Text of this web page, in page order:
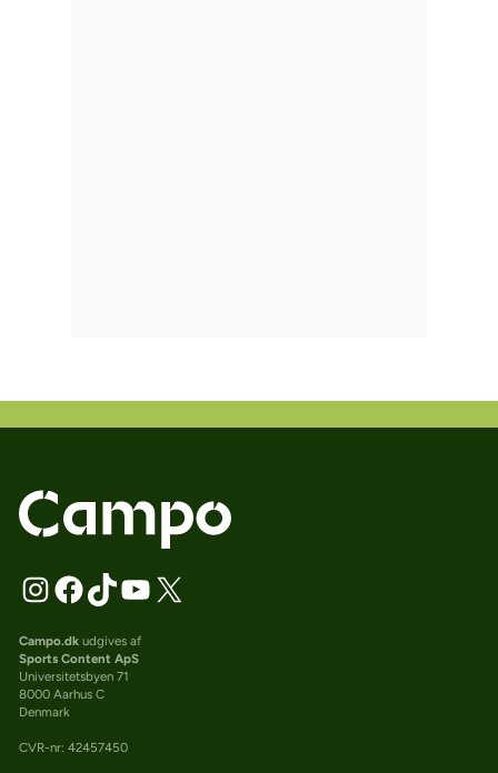
Campo.dkudgives af
Sports Content ApS
Universitetsbyen 71
8000 Aarhus C
Denmark
CVR-nr: 42457450